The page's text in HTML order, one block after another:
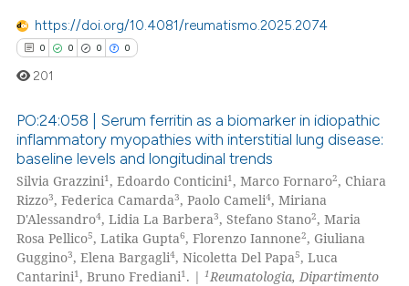
shows how a scientific paper
cited by providing the
of the citation, a
mentions, or contrasts
claim, and a label
was made.
https://doi.org/10.4081/reumatismo.2025.2074
0 0 0 0
Citing Publications
Supporting
Mentioning
Contrasting
201
PO:24:058 | Serum ferritin as a biomarker in idiopathic
inflammatory myopathies with interstitial lung disease:
baseline levels and longitudinal trends
Silvia Grazzini1 , Edoardo Conticini1 , Marco Fornaro2, Chiara
Rizzo3, Federica Camarda3, Paolo Cameli4, Miriana
D'Alessandro4, Lidia La Barbera3, Stefano Stano2, Maria
Rosa Pellico5, Latika Gupta6, Florenzo Iannone2, Giuliana
Guggino3, Elena Bargagli4, Nicoletta Del Papa5, Luca
Cantarini1 , Bruno Frediani1 . |1Reumatologia, Dipartimento